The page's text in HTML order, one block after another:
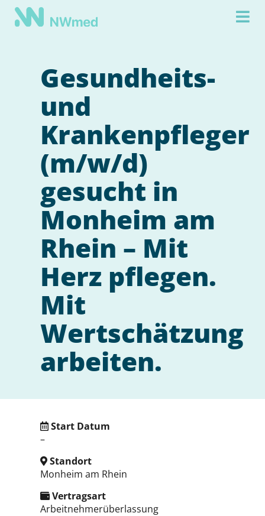
Gesundheits-
und
Krankenpfleger
(m/w/d)
gesucht in
Monheim am
Rhein – Mit
Herz pflegen.
Mit
Wertschätzung
arbeiten.
Start Datum
–
Standort
Monheim am Rhein
Vertragsart
Arbeitnehmerüberlassung